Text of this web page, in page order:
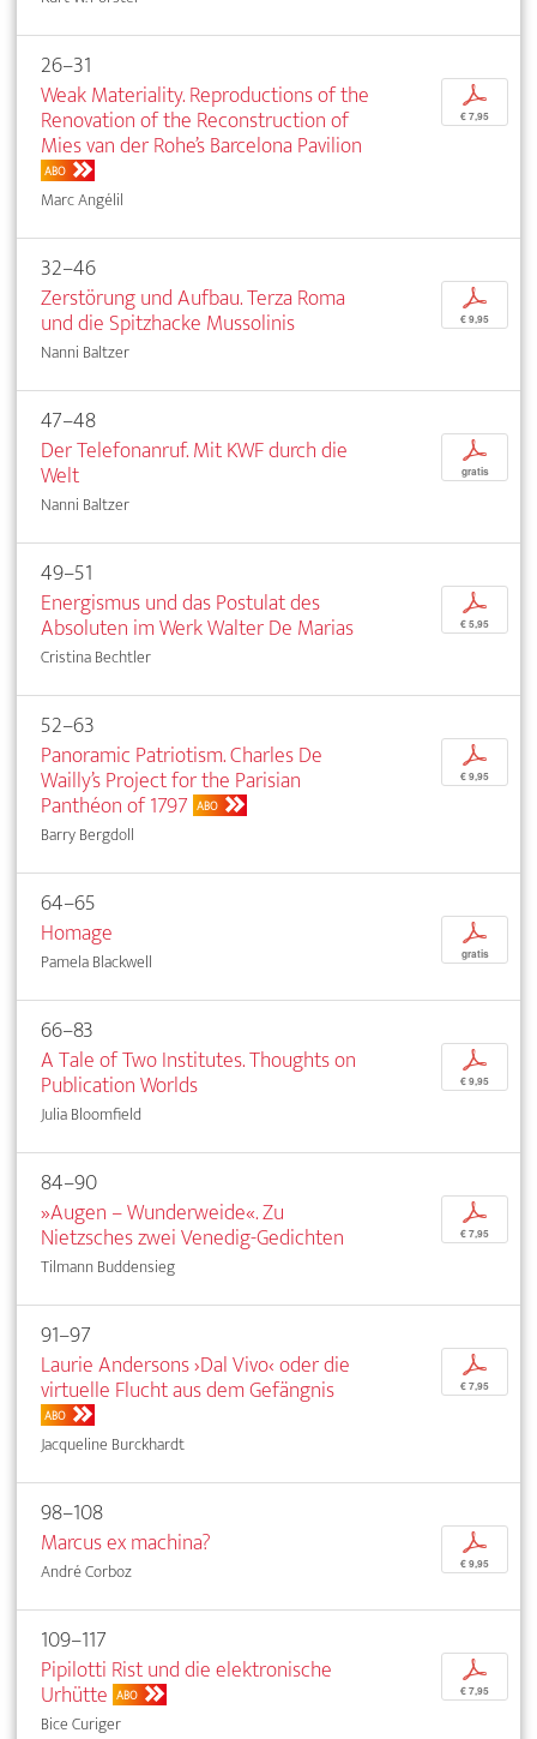
26–31
Weak Materiality. Reproductions of the
Renovation of the Reconstruction of
Mies van der Rohe’s Barcelona Pavilion
ABO
Marc Angélil
p
€ 7,95
32–46
Zerstörung und Aufbau. Terza Roma
und die Spitzhacke Mussolinis
Nanni Baltzer
p
€ 9,95
47–48
Der Telefonanruf. Mit KWF durch die
Welt
Nanni Baltzer
p
gratis
49–51
Energismus und das Postulat des
Absoluten im Werk Walter De Marias
Cristina Bechtler
p
€ 5,95
52–63
Panoramic Patriotism. Charles De
Wailly’s Project for the Parisian
Panthéon of 1797 ABO
Barry Bergdoll
p
€ 9,95
64–65
Homage
Pamela Blackwell
p
gratis
66–83
A Tale of Two Institutes. Thoughts on
Publication Worlds
Julia Bloomfield
p
€ 9,95
84–90
»Augen – Wunderweide«. Zu
Nietzsches zwei Venedig-Gedichten
Tilmann Buddensieg
p
€ 7,95
91–97
Laurie Andersons ›Dal Vivo‹ oder die
virtuelle Flucht aus dem Gefängnis
ABO
Jacqueline Burckhardt
p
€ 7,95
98–108
Marcus ex machina?
André Corboz
p
€ 9,95
109–117
Pipilotti Rist und die elektronische
Urhütte ABO
Bice Curiger
p
€ 7,95